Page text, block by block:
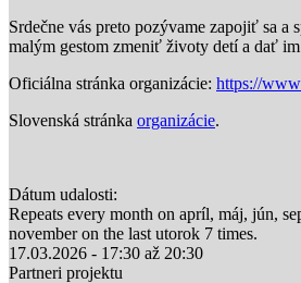
Srdečne vás preto pozývame zapojiť sa a
malým gestom zmeniť životy detí a dať im
Oficiálna stránka organizácie: https://
Slovenská stránka organizácie.
Dátum udalosti:
Repeats every month on apríl, máj, jún,
november on the last utorok 7 times.
17.03.2026 - 17:30 až 20:30
Partneri projektu